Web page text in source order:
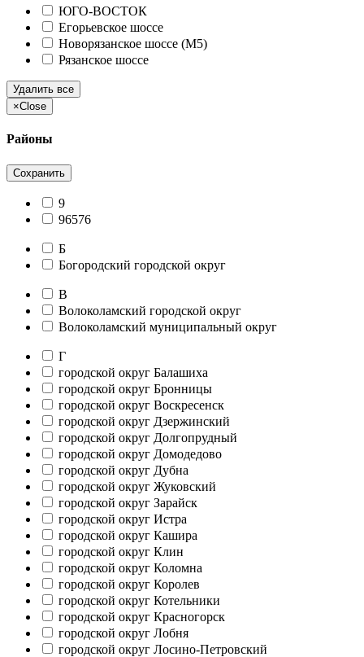
ЮГО-ВОСТОК
Егорьевское шоссе
Новорязанское шоссе (М5)
Рязанское шоссе
Удалить все
×Close
Районы
Сохранить
9
96576
Б
Богородский городской округ
В
Волоколамский городской округ
Волоколамский муниципальный округ
Г
городской округ Балашиха
городской округ Бронницы
городской округ Воскресенск
городской округ Дзержинский
городской округ Долгопрудный
городской округ Домодедово
городской округ Дубна
городской округ Жуковский
городской округ Зарайск
городской округ Истра
городской округ Кашира
городской округ Клин
городской округ Коломна
городской округ Королев
городской округ Котельники
городской округ Красногорск
городской округ Лобня
городской округ Лосино-Петровский